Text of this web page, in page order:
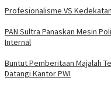
Profesionalisme VS Kedekatan
PAN Sultra Panaskan Mesin
Internal
Buntut Pemberitaan Majalah
Datangi Kantor PWI